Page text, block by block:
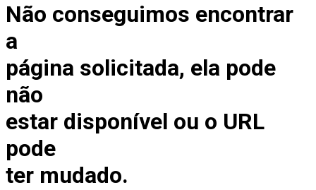
Não conseguimos encontrar
a
página solicitada, ela pode
não
estar disponível ou o URL
pode
ter mudado.